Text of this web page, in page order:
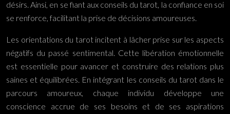
désirs. Ainsi, en se fiant aux conseils du tarot, la confiance en soi
se renforce, facilitant la prise de décisions amoureuses.
Les orientations du tarot incitent à lâcher prise sur les aspects
négatifs du passé sentimental. Cette libération émotionnelle
est essentielle pour avancer et construire des relations plus
saines et équilibrées. En intégrant les conseils du tarot dans le
parcours amoureux, chaque individu développe une
conscience accrue de ses besoins et de ses aspirations